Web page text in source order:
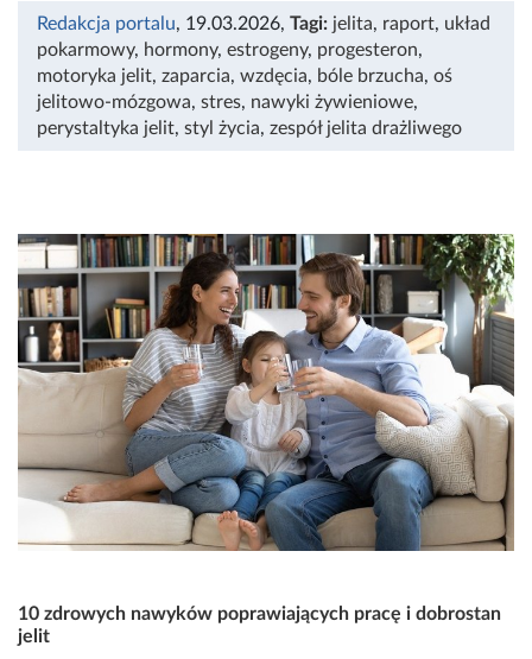
Redakcja portalu, 19.03.2026, Tagi: jelita, raport, układ
pokarmowy, hormony, estrogeny, progesteron,
motoryka jelit, zaparcia, wzdęcia, bóle brzucha, oś
jelitowo-mózgowa, stres, nawyki żywieniowe,
perystaltyka jelit, styl życia, zespół jelita drażliwego
10 zdrowych nawyków poprawiających pracę i dobrostan
jelit